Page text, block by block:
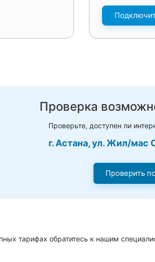
Проверка
Проверьте, доступен ли
г. Астана, ул. Жил/мас
Проверить
тарифах обратитесь к нашим